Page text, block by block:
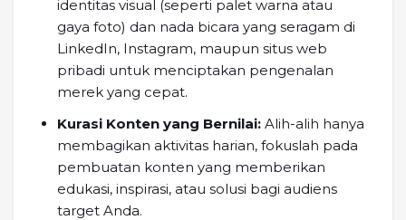
identitas visual (seperti palet warna atau
gaya foto) dan nada bicara yang seragam di
LinkedIn, Instagram, maupun situs web
pribadi untuk menciptakan pengenalan
merek yang cepat.
Kurasi Konten yang Bernilai: Alih-alih hanya
membagikan aktivitas harian, fokuslah pada
pembuatan konten yang memberikan
edukasi, inspirasi, atau solusi bagi audiens
target Anda.